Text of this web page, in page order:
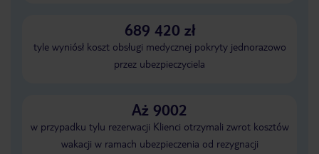
689 420 zł
tyle wyniósł koszt obsługi medycznej pokryty jednorazowo
przez ubezpieczyciela
Aż 9002
w przypadku tylu rezerwacji Klienci otrzymali zwrot kosztów
wakacji w ramach ubezpieczenia od rezygnacji